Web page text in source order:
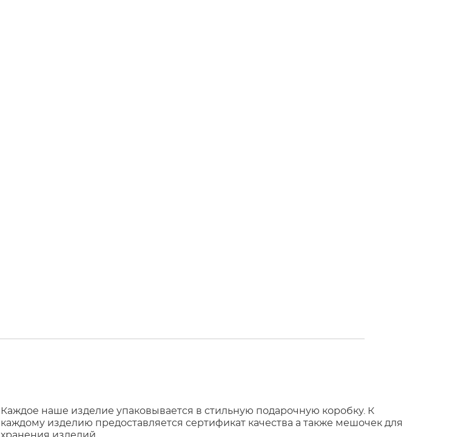
Каждое наше изделие упаковывается в стильную подарочную коробку. К
каждому изделию предоставляется сертификат качества а также мешочек для